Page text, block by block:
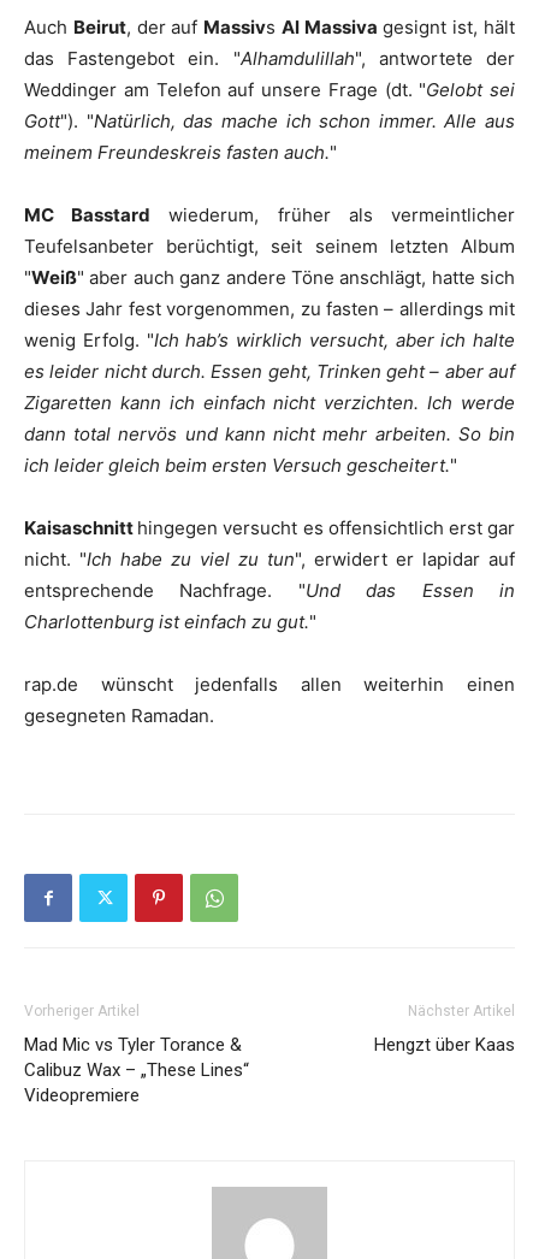
Auch Beirut, der auf Massivs Al Massiva gesignt ist, hält
das Fastengebot ein. "Alhamdulillah", antwortete der
Weddinger am Telefon auf unsere Frage (dt. "Gelobt sei
Gott"). "Natürlich, das mache ich schon immer. Alle aus
meinem Freundeskreis fasten auch."
MC Basstard wiederum, früher als vermeintlicher
Teufelsanbeter berüchtigt, seit seinem letzten Album
"Weiß" aber auch ganz andere Töne anschlägt, hatte sich
dieses Jahr fest vorgenommen, zu fasten – allerdings mit
wenig Erfolg. "Ich hab’s wirklich versucht, aber ich halte
es leider nicht durch. Essen geht, Trinken geht – aber auf
Zigaretten kann ich einfach nicht verzichten. Ich werde
dann total nervös und kann nicht mehr arbeiten. So bin
ich leider gleich beim ersten Versuch gescheitert."
Kaisaschnitt hingegen versucht es offensichtlich erst gar
nicht. "Ich habe zu viel zu tun", erwidert er lapidar auf
entsprechende Nachfrage. "Und das Essen in
Charlottenburg ist einfach zu gut."
rap.de wünscht jedenfalls allen weiterhin einen
gesegneten Ramadan.
Vorheriger Artikel
Mad Mic vs Tyler Torance &
Calibuz Wax – „These Lines“
Videopremiere
Nächster Artikel
Hengzt über Kaas